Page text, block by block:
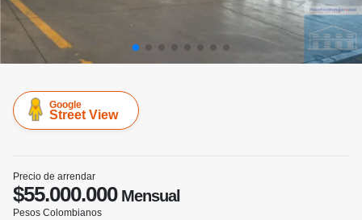
Google
Street View
Precio de arrendar
$55.000.000Mensual
Pesos Colombianos